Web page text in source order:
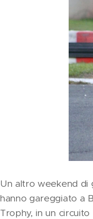
Un altro weekend di
hanno gareggiato a
Trophy, in un